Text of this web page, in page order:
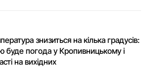
знизиться на кілька градусів:
буде погода у Кропивницькому і
на вихідних